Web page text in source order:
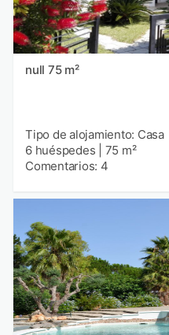
null 75 m²
Tipo de alojamiento: Casa
6 huéspedes
75 m²
Comentarios: 4